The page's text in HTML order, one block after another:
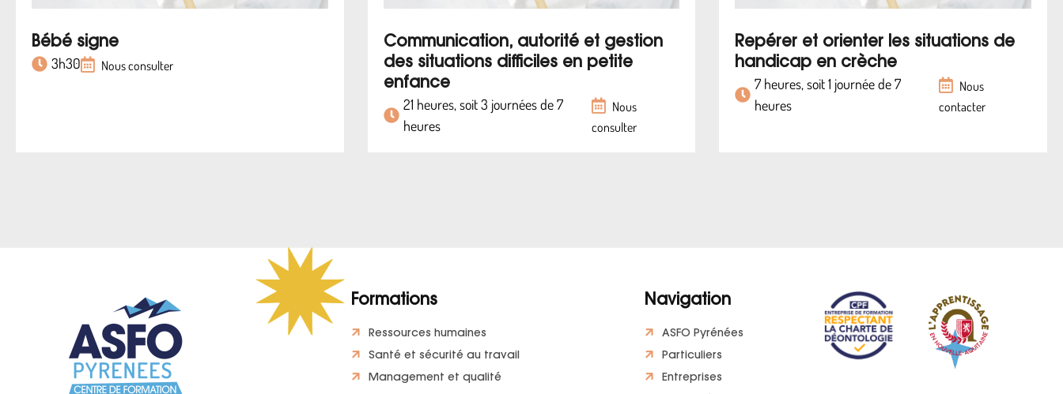
Bébé signe
3h30 Nous consulter
Communication, autorité et gestion
des situations difficiles en petite
enfance
21 heures, soit 3 journées de 7
heures
Nous
consulter
Repérer et orienter les situations de
handicap en crèche
7 heures, soit 1 journée de 7
heures
Nous
contacter
Formations
Ressources humaines
Santé et sécurité au travail
Management et qualité
Navigation
ASFO Pyrénées
Particuliers
Entreprises